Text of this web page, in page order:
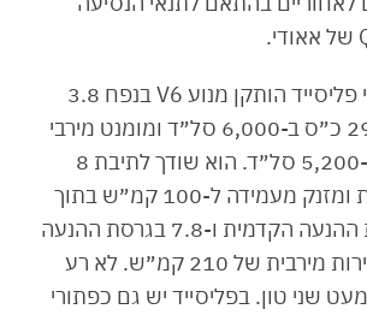
בחזית של היונדאי פליסייד הותקן מנוע V6 בנפח 3.8
ליטרים המפיק 291 כ״ס ב-6,000 סל״ד ומומנט מירבי
של 36.2 קג״מ ב-5,200 סל״ד. הוא שודך לתיבת 8
הילוכים אוטומטית ומזנק מעמידה ל-100 קמ״ש בתוך
7.7 שניות בגרסת ההנעה הקדמית ו-7.8 בגרסת ההנעה
הכפולה, עד למהירות מירבית של 210 קמ״ש. לא רע
שני טון. בפליסייד יש גם כפתורי